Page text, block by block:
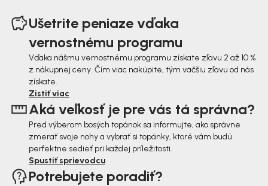
Ušetrite peniaze vďaka
vernostnému programu
Vďaka nášmu vernostnému programu získate zľavu 2 až 10 %
z nákupnej ceny. Čím viac nakúpite, tým väčšiu zľavu od nás
získate.
Zistiť viac
Aká veľkosť je pre vás tá správna?
Pred výberom bosých topánok sa informujte, ako správne
zmerať svoje nohy a vybrať si topánky, ktoré vám budú
perfektne sedieť pri každej príležitosti.
Spustiť sprievodcu
Potrebujete poradiť?